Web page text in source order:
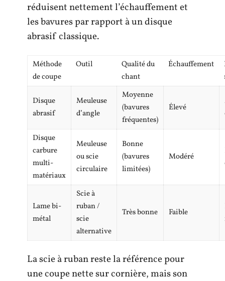
réduisent nettement l’échauffement et
les bavures par rapport à un disque
abrasif classique.
Méthode
de coupe
Outil
Qualité du
chant
Échauffement
Disque
abrasif
Meuleuse
d’angle
Moyenne
(bavures
fréquentes)
Élevé
Disque
carbure
multi-
matériaux
Meuleuse
ou scie
circulaire
Bonne
(bavures
limitées)
Modéré
Lame bi-
métal
Scie à
ruban /
scie
alternative
Très bonne Faible
La scie à ruban reste la référence pour
une coupe nette sur cornière, mais son